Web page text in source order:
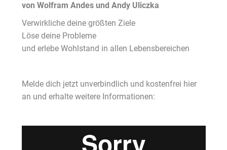
von Wolfram Andes und Andy Uliczka
Verwirkliche deine größten Ziele
Löse deine Probleme
und erlebe Wohlstand in allen Lebensbereichen
Melde dich jetzt unverbindlich und kostenfrei hier
an und erhalte weitere Informationen: